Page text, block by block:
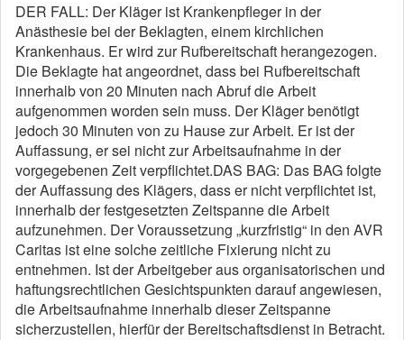
DER FALL: Der Kläger ist Krankenpfleger in der
Anästhesie bei der Beklagten, einem kirchlichen
Krankenhaus. Er wird zur Rufbereitschaft herangezogen.
Die Beklagte hat angeordnet, dass bei Rufbereitschaft
innerhalb von 20 Minuten nach Abruf die Arbeit
aufgenommen worden sein muss. Der Kläger benötigt
jedoch 30 Minuten von zu Hause zur Arbeit. Er ist der
Auffassung, er sei nicht zur Arbeitsaufnahme in der
vorgegebenen Zeit verpflichtet.DAS BAG: Das BAG folgte
der Auffassung des Klägers, dass er nicht verpflichtet ist,
innerhalb der festgesetzten Zeitspanne die Arbeit
aufzunehmen. Der Voraussetzung „kurzfristig“ in den AVR
Caritas ist eine solche zeitliche Fixierung nicht zu
entnehmen. Ist der Arbeitgeber aus organisatorischen und
haftungsrechtlichen Gesichtspunkten darauf angewiesen,
die Arbeitsaufnahme innerhalb dieser Zeitspanne
sicherzustellen, hierfür der Bereitschaftsdienst in Betracht.